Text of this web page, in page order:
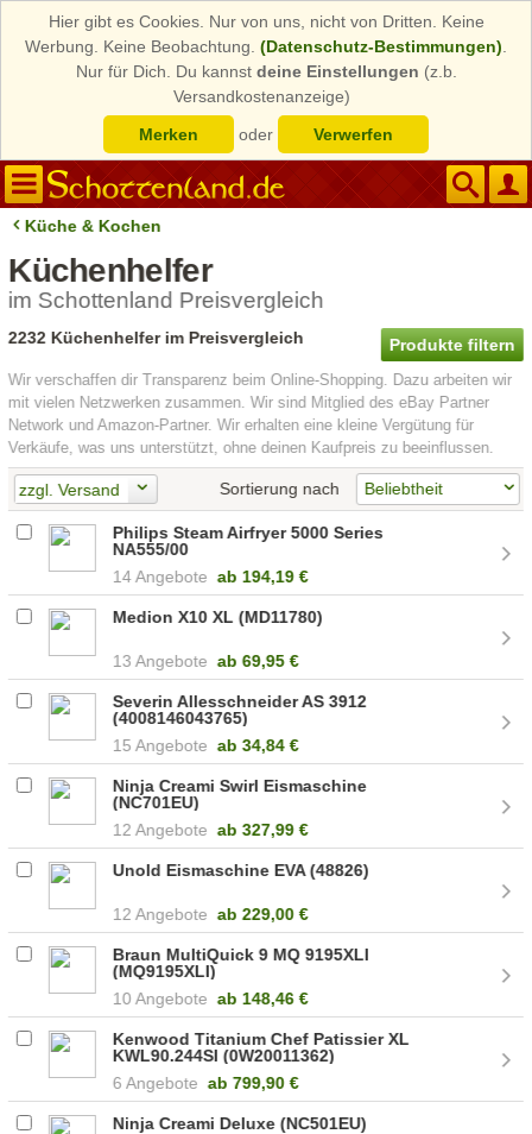
Hier gibt es Cookies. Nur von uns, nicht von Dritten. Keine
Werbung. Keine Beobachtung. (Datenschutz-Bestimmungen)
Nur für Dich. Du kannst deine Einstellungen (z.b.
Versandkostenanzeige)
Merken
oder Verwerfen
Küche & Kochen
Küchenhelfer
im Schottenland Preisvergleich
Produkte filtern
2232 Küchenhelfer im Preisvergleich
Wir verschaffen dir Transparenz beim Online-Shopping. Dazu arbeiten wir
mit vielen Netzwerken zusammen. Wir sind Mitglied des eBay Partner
Network und Amazon-Partner. Wir erhalten eine kleine Vergütung für
Verkäufe, was uns unterstützt, ohne deinen Kaufpreis zu beeinflussen.
zzgl. Versand Sortierung nach
Philips Steam Airfryer 5000 Series
NA555/00
14 Angebote ab 194,19 €
Medion X10 XL (MD11780)
13 Angebote ab 69,95 €
Severin Allesschneider AS 3912
(4008146043765)
15 Angebote ab 34,84 €
Ninja Creami Swirl Eismaschine
(NC701EU)
12 Angebote ab 327,99 €
Unold Eismaschine EVA (48826)
12 Angebote ab 229,00 €
Braun MultiQuick 9 MQ 9195XLI
(MQ9195XLI)
10 Angebote ab 148,46 €
Kenwood Titanium Chef Patissier XL
KWL90.244SI (0W20011362)
6 Angebote ab 799,90 €
Ninja Creami Deluxe (NC501EU)